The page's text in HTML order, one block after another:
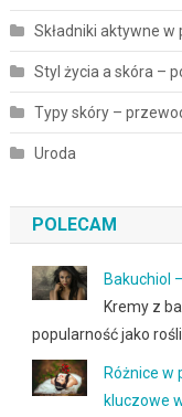
Składniki aktywne
Styl życia a skóra –
Typy skóry –
Uroda
POLECAM
Bakuchiol
Kremy z
popularność jako
Różnice w
kluczowe